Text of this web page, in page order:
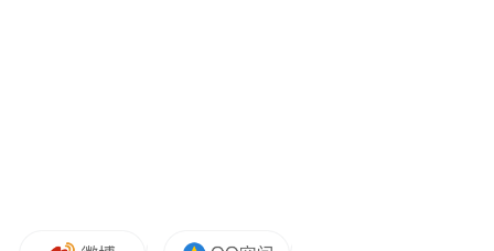
车企存在疑问。11月17日，碳酸锂期货主力